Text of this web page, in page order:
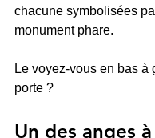
chacune symbolisées
monument phare.
Le voyez-vous en bas à
porte ?
Un des anges